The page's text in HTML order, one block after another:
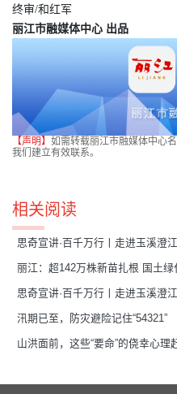
终审/和红军
丽江市融媒体中心 出品
【声明】 如需转载丽江市融媒体中心
我们建立有效联系。
相关阅读
思奇宣讲·百千万行丨走进玉溪澄
丽江：超142万株新苗扎根 国土绿
思奇宣讲·百千万行丨走进玉溪澄
汛期已至，防灾避险记住“54321”
山洪面前，这些“要命”的侥幸心理